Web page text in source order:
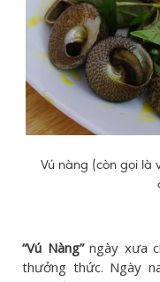
Vú nàng (còn gọi là
“Vú Nàng”ngày xưa
thưởng thức. Ngày